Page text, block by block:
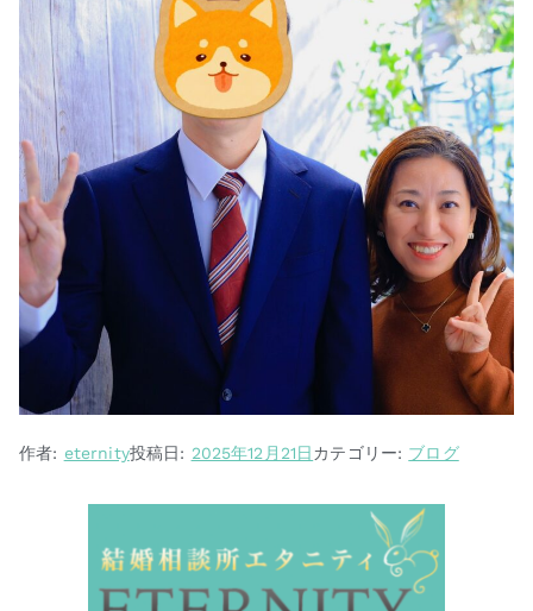
作者: eternity投稿日: 2025年12月21日カテゴリー: ブログ